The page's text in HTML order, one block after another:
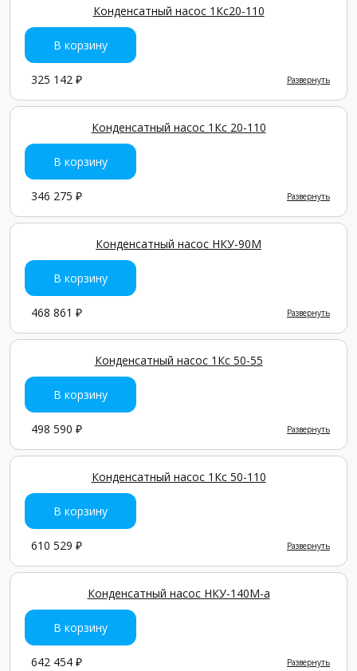
Конденсатный насос 1Кc20-110
В корзину
325 142 ₽ Развернуть
Конденсатный насос 1Кс 20-110
В корзину
346 275 ₽ Развернуть
Конденсатный насос НКУ-90М
В корзину
468 861 ₽ Развернуть
Конденсатный насос 1Кс 50-55
В корзину
498 590 ₽ Развернуть
Конденсатный насос 1Кс 50-110
В корзину
610 529 ₽ Развернуть
Конденсатный насос НКУ-140М-а
В корзину
642 454 ₽ Развернуть